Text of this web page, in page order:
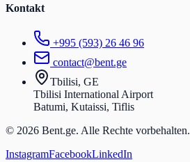
Kontakt
+995 (593) 26 46 96
contact@bent.ge
Tbilisi, GE
Tbilisi International Airport
Batumi, Kutaissi, Tiflis
© 2026 Bent.ge. Alle Rechte vorbehalten.
InstagramFacebookLinkedIn